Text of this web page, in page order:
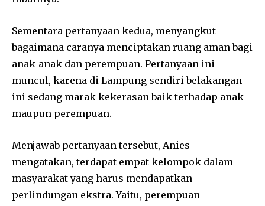
Sementara pertanyaan kedua, menyangkut
bagaimana caranya menciptakan ruang aman bagi
anak-anak dan perempuan. Pertanyaan ini
muncul, karena di Lampung sendiri belakangan
ini sedang marak kekerasan baik terhadap anak
maupun perempuan.
Menjawab pertanyaan tersebut, Anies
mengatakan, terdapat empat kelompok dalam
masyarakat yang harus mendapatkan
perlindungan ekstra. Yaitu, perempuan